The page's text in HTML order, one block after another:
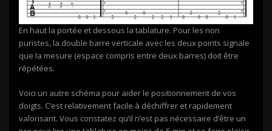
En haut la portée et dessous la tablature. Pour les non
puristes, la double barre verticale avec les deux points signale
que la mesure (espace compris entre deux barres) doit être
répétées.
Voici un autre schéma pour aider le positionnement de vos
doigts. C’est relativement facile à déchiffrer et rapidement
valorisant. Vous constatez qu’il n’est pas nécessaire d’être un